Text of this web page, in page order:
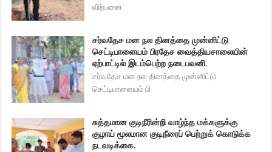
விற்பனை
சர்வதேச மன நல தினத்தை முன்னிட்டு
செட்டிபாளையம் பிரதேச வைத்தியசாலையின்
ஏற்பாட்டில் இடம்பெற்ற நடைபவனி.
சர்வதேச மன நல தினத்தை முன்னிட்டு
செட்டிபாளையம் பி
சுத்தமான குடிநீரின்றி வாழ்ந்த மக்களுக்கு
குழாய் மூலமான குடிநீரைப் பெற்றுக் கொடுக்க
நடவடிக்கை.